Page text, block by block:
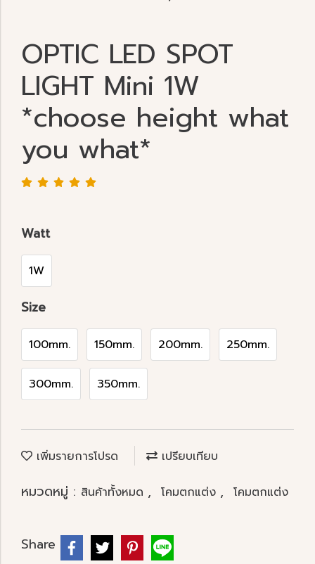
OPTIC LED SPOT
LIGHT Mini 1W
*choose height what
you what*
Watt
1W
Size
100mm. 150mm. 200mm. 250mm.
300mm. 350mm.
เพิ่มรายการโปรด เปรียบเทียบ
หมวดหมู่ : สินค้าทั้งหมด , โคมตกแต่ง , โคมตกแต่ง
Share